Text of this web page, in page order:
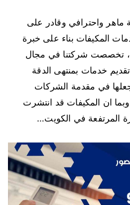
واحترافي وقادر على
المكيفات بناء على خبرة
تخصصت شركتنا في مجال
خدمات بمنتهى الدقة
جعلها في مقدمة الشركات
ان المكيفات قد انتشرت
المرتفعة في الكويت…